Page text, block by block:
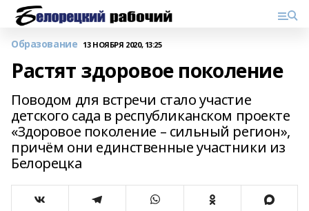
Образование 13 НОЯБРЯ 2020, 13:25
Растят здоровое поколение
Поводом для встречи стало участие
детского сада в республиканском проекте
«Здоровое поколение – сильный регион»,
причём они единственные участники из
Белорецка